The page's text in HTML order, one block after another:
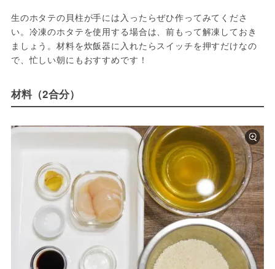
生のホタテの貝柱が手には入ったらぜひ作ってみてくださ
い。冷凍のホタテを使用する場合は、前もって解凍しておき
ましょう。材料を炊飯器に入れたらスイッチを押すだけなの
で、忙しい朝にもおすすめです！
材料（2合分）